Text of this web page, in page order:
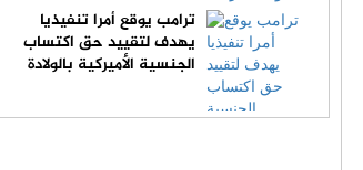
ترامب يوقع أمرا تنفيذيا
يهدف لتقييد حق اكتساب
الجنسية الأميركية بالولادة